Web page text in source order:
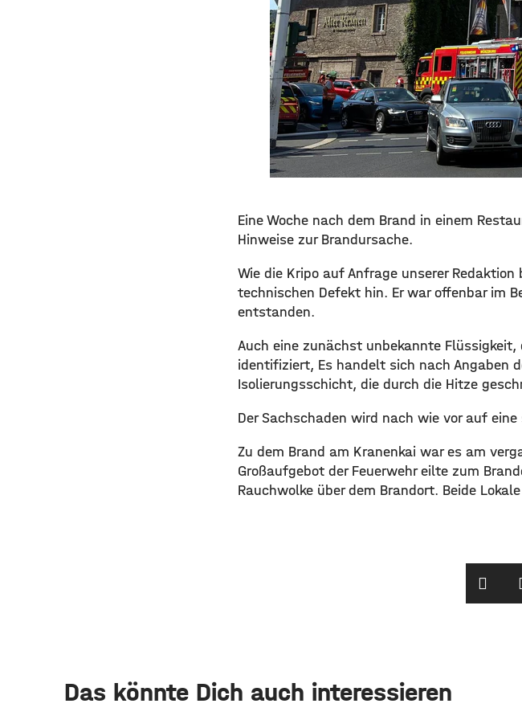
Eine Woche nach dem Brand in einem
Hinweise zur Brandursache.
Wie die Kripo auf Anfrage unserer
technischen Defekt hin. Er war offenbar im
entstanden.
Auch eine zunächst unbekannte
identifiziert, Es handelt sich nach Angaben
Isolierungsschicht, die durch die Hitze
Der Sachschaden wird nach wie vor auf
Zu dem Brand am Kranenkai war es am
Großaufgebot der Feuerwehr eilte zum
Rauchwolke über dem Brandort. Beide
Das könnte Dich auch interessieren